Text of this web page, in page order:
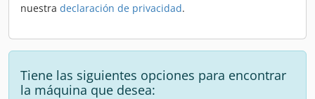
nuestra declaración de privacidad.
Tiene las siguientes opciones para encontrar
la máquina que desea: